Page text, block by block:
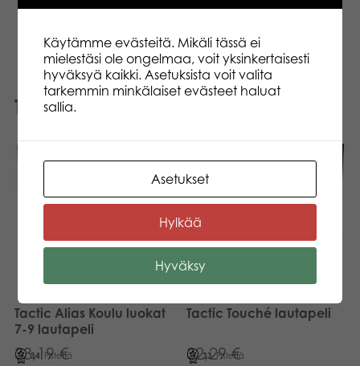
miehille, kärttyisille naisille ja muille turhautuneille
Tutustu myös
Tactic Alias Koulu luokat
7-9 lautapeli
33,19€
34 Pistettä
Tactic Touché lautapeli
32,29€
33 Pistettä
Käytämme evästeitä. Mikäli tässä ei
mielestäsi ole ongelmaa, voit yksinkertaisesti
hyväksyä kaikki. Asetuksista voit valita
tarkemmin minkälaiset evästeet haluat
sallia.
Asetukset
Hylkää
Hyväksy